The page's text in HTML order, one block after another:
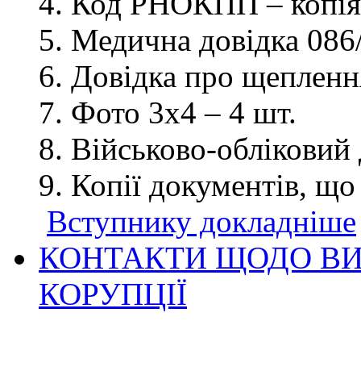
Медична довідка
Довідка про
Фото 3х4 – 4 шт.
Військово-
Копії документів,
Вступнику докладніше
КОНТАКТИ ЩОДО
КОРУПЦІЇ